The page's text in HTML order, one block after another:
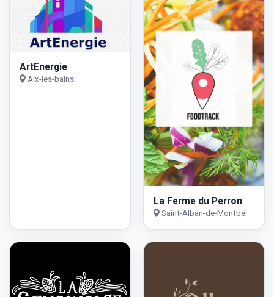
ArtEnergie
Aix-les-bains
La Ferme du Perron
Saint-Alban-de-Montbel